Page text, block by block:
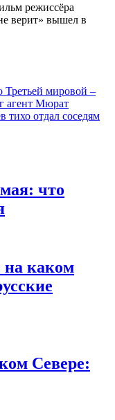
режиссёра
верит» вышел в
мировой –
агент Мюрат
отдал соседям
что
на каком
Севере: